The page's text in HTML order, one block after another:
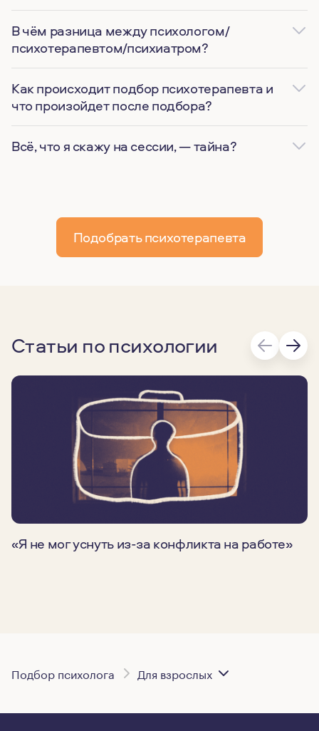
В чём разница между психологом/
психотерапевтом/психиатром?
Как происходит подбор психотерапевта и
что произойдет после подбора?
Всё, что я скажу на сессии, — тайна?
Подобрать психотерапевта
Статьи по психологии
«Я не мог уснуть из-за конфликта на работе»
Подбор психолога Для взрослых